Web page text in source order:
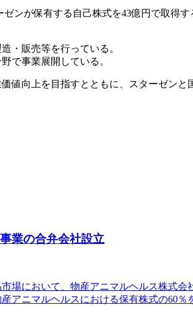
ンが保有する自己株式を43億円で取得
・販売等を行っている。
で事業展開している。
値向上を目指すとともに、スターゼン
業の合弁会社設立
場において、物産アニマルヘルス株式会
ニマルヘルスにおける保有株式の60％